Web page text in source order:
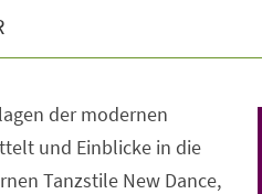
der modernen
und Einblicke in die
Tanzstile New Dance,